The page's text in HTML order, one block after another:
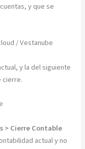
y que se
y la del siguiente
cierre.
> Cierre Contable
actual y no